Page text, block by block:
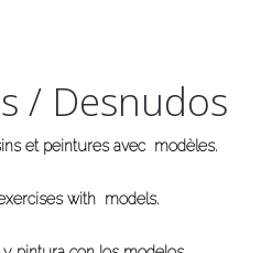
/ Desnudos
et peintures avec modèles.
with models.